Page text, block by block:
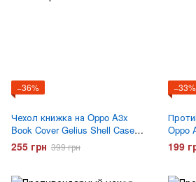
−36%
Чехол книжка на Oppo A3x
Book Cover Gelius Shell Case
Черный
255 грн 399 грн
−33%
Oppo
PC
199